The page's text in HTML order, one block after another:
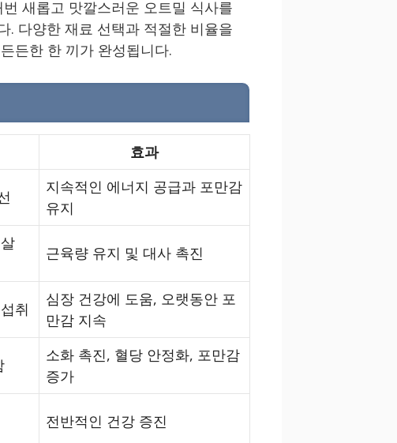
새롭고 맛깔스러운 오트밀 식사를
. 다양한 재료 선택과 적절한 비율을
든한 한 끼가 완성됩니다.
효과
지속적인 에너지 공급과 포만감
유지
근육량 유지 및 대사 촉진
취
심장 건강에 도움, 오랫동안 포
만감 지속
소화 촉진, 혈당 안정화, 포만감
증가
전반적인 건강 증진